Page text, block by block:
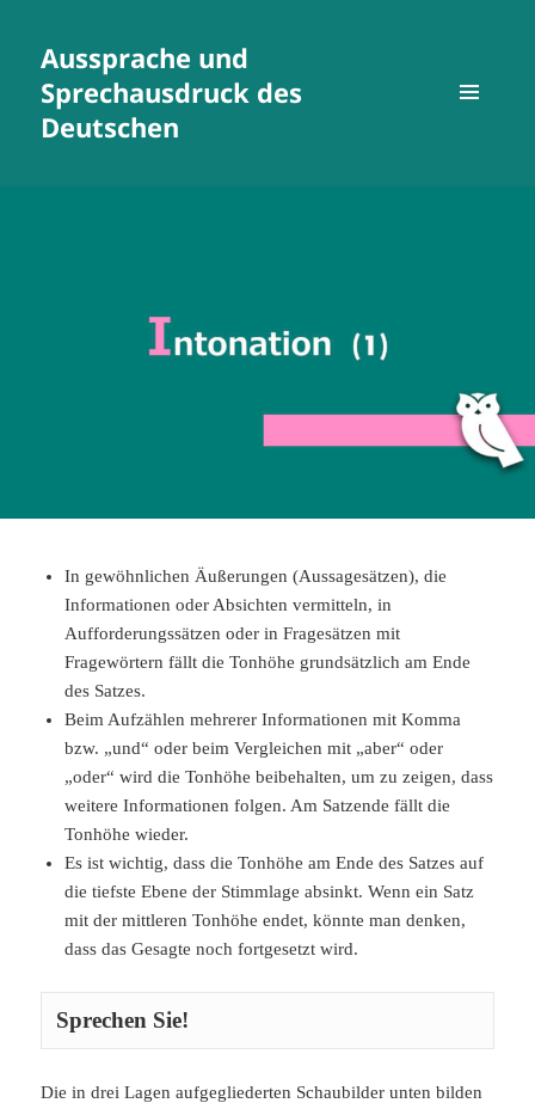
Aussprache und
Sprechausdruck des
Deutschen
In gewöhnlichen Äußerungen (Aussagesätzen), die
Informationen oder Absichten vermitteln, in
Aufforderungssätzen oder in Fragesätzen mit
Fragewörtern fällt die Tonhöhe grundsätzlich am Ende
des Satzes.
Beim Aufzählen mehrerer Informationen mit Komma
bzw. „und“ oder beim Vergleichen mit „aber“ oder
„oder“ wird die Tonhöhe beibehalten, um zu zeigen, dass
weitere Informationen folgen. Am Satzende fällt die
Tonhöhe wieder.
Es ist wichtig, dass die Tonhöhe am Ende des Satzes auf
die tiefste Ebene der Stimmlage absinkt. Wenn ein Satz
mit der mittleren Tonhöhe endet, könnte man denken,
dass das Gesagte noch fortgesetzt wird.
Sprechen Sie!
Die in drei Lagen aufgegliederten Schaubilder unten bilden